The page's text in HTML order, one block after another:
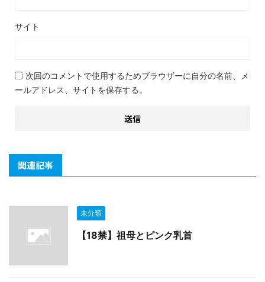
サイト
次回のコメントで使用するためブラウザーに自分の名前、メ
ールアドレス、サイトを保存する。
関連記事
未分類
【18禁】祖母とピンク乳首